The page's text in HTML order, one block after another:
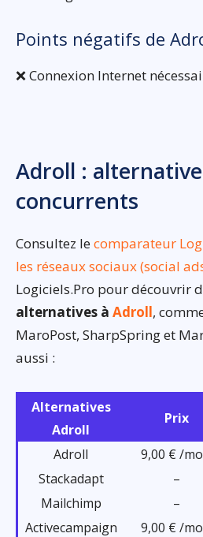
Points négatifs de
❌ Connexion Internet
Adroll :
concurrents
Consultez lecomparateur
les réseaux sociaux (social
Logiciels.Pro pour découvrir
alternatives à Adroll,
MaroPost, SharpSpring et
aussi :
Alternatives
Adroll
Prix
Adroll 9,00 € /
Stackadapt
–
Mailchimp
–
Activecampaign
9,00 € /